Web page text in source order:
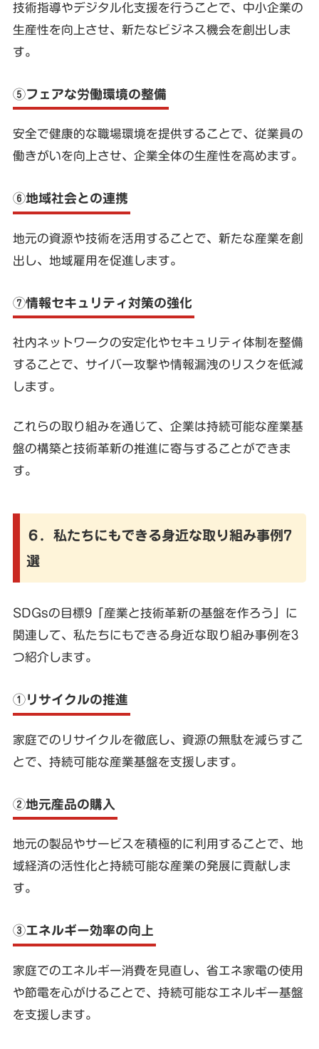
技術指導やデジタル化支援を行うことで、中小企業の
生産性を向上させ、新たなビジネス機会を創出しま
す。
⑤フェアな労働環境の整備
安全で健康的な職場環境を提供することで、従業員の
働きがいを向上させ、企業全体の生産性を高めます。
⑥地域社会との連携
地元の資源や技術を活用することで、新たな産業を創
出し、地域雇用を促進します。
⑦情報セキュリティ対策の強化
社内ネットワークの安定化やセキュリティ体制を整備
することで、サイバー攻撃や情報漏洩のリスクを低減
します。
これらの取り組みを通じて、企業は持続可能な産業基
盤の構築と技術革新の推進に寄与することができま
す。
６．私たちにもできる身近な取り組み事例7
選
SDGsの目標9「産業と技術革新の基盤を作ろう」に
関連して、私たちにもできる身近な取り組み事例を3
つ紹介します。
①リサイクルの推進
家庭でのリサイクルを徹底し、資源の無駄を減らすこ
とで、持続可能な産業基盤を支援します。
②地元産品の購入
地元の製品やサービスを積極的に利用することで、地
域経済の活性化と持続可能な産業の発展に貢献しま
す。
③エネルギー効率の向上
家庭でのエネルギー消費を見直し、省エネ家電の使用
や節電を心がけることで、持続可能なエネルギー基盤
を支援します。